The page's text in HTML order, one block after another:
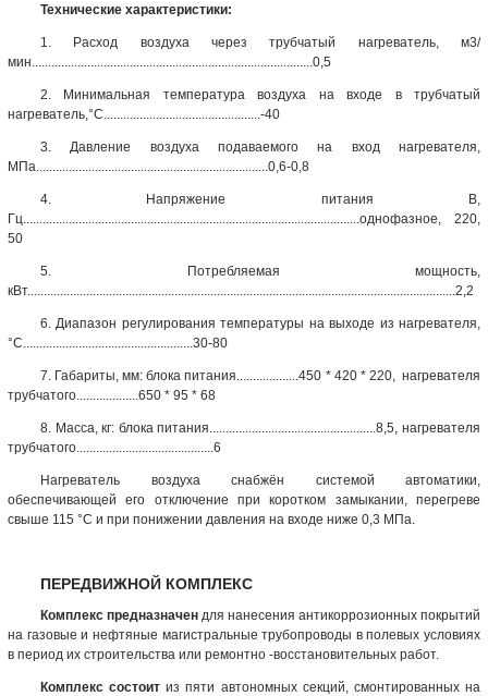
Технические характеристики:
1. Расход воздуха через трубчатый нагреватель, м3/
мин......................................................................................0,5
2. Минимальная температура воздуха на входе в трубчатый
нагреватель,°С................................................-40
3. Давление воздуха подаваемого на вход нагревателя,
МПа.......................................................................0,6-0,8
4. Напряжение питания В,
Гц.......................................................................................................однофазное, 220,
50
5. Потребляемая мощность,
кВт...................................................................................................................................2,2
6. Диапазон регулирования температуры на выходе из нагревателя,
°С....................................................30-80
7. Габариты, мм: блока питания...................450 * 420 * 220, нагревателя
трубчатого...................650 * 95 * 68
8. Масса, кг: блока питания...................................................8,5, нагревателя
трубчатого..........................................6
Нагреватель воздуха снабжён системой автоматики,
обеспечивающей его отключение при коротком замыкании, перегреве
свыше 115 °С и при понижении давления на входе ниже 0,3 МПа.
ПЕРЕДВИЖНОЙ КОМПЛЕКС
Комплекс предназначен для нанесения антикоррозионных покрытий
на газовые и нефтяные магистральные трубопроводы в полевых условиях
в период их строительства или ремонтно -восстановительных работ.
Комплекс состоит из пяти автономных секций, смонтированных на